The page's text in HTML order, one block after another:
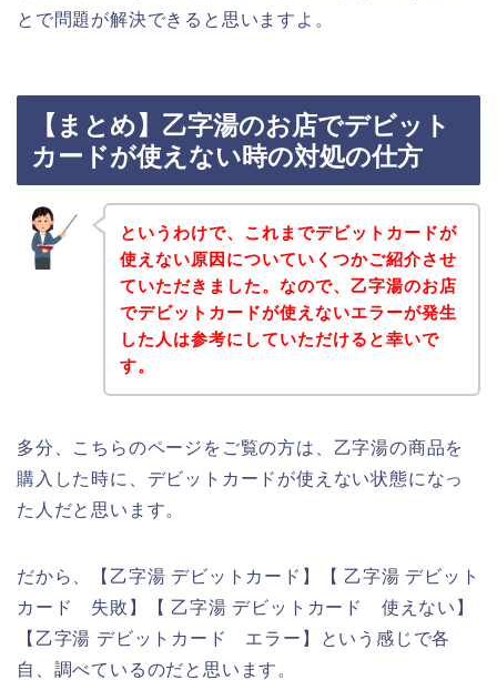
とで問題が解決できると思いますよ。
【まとめ】乙字湯のお店でデビット
カードが使えない時の対処の仕方
というわけで、これまでデビットカードが
使えない原因についていくつかご紹介させ
ていただきました。なので、乙字湯のお店
でデビットカードが使えないエラーが発生
した人は参考にしていただけると幸いで
す。
多分、こちらのページをご覧の方は、乙字湯の商品を
購入した時に、デビットカードが使えない状態になっ
た人だと思います。
だから、【乙字湯 デビットカード】【 乙字湯 デビット
カード 失敗】【 乙字湯 デビットカード 使えない】
【乙字湯 デビットカード エラー】という感じで各
自、調べているのだと思います。